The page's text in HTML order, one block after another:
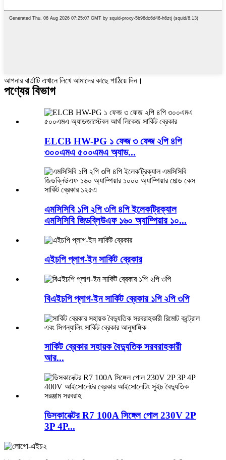
আপনার বার্তাটি এখানে লিখে আমাদের কাছে পাঠিয়ে দিন।
পণ্যের বিভাগ
ELCB HW-PG ১ ফেজ ৩ ফেজ ২পি ৪পি
৩০০এমএ ৫০০এমএ অ্যাড...
এমসিসিবি ১পি ২পি ৩পি ৪পি ইলেকট্রিক্যাল
এমসিসিবি জিডব্লিউএফ ১৬০ অ্যাম্পিয়ার ১০...
এইচপি প্লাগ-ইন সার্কিট ব্রেকার
বিএইচপি প্লাগ-ইন সার্কিট ব্রেকার ১পি ২পি ৩পি
সার্কিট ব্রেকার সহায়ক বৈদ্যুতিক সরবরাহকারী
আর...
ডিসকানেক্টর R7 100A সিঙ্গেল পোল 230V 2P
3P 4P...